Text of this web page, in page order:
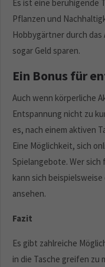
Es ist eine beruhigende
Pflanzen und
Hobbygärtner durch das
sogar Geld sparen.
Ein Bonus für
Auch wenn körperliche
Entspannung nicht zu
es, nach einem aktiven
Eine Möglichkeit, sich
Spielangebote. Wer
kann sich beispielsweise
ansehen.
Fazit
Es gibt zahlreiche
in die Tasche greifen zu